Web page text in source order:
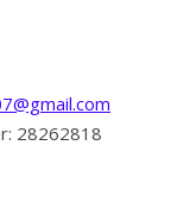
28262818